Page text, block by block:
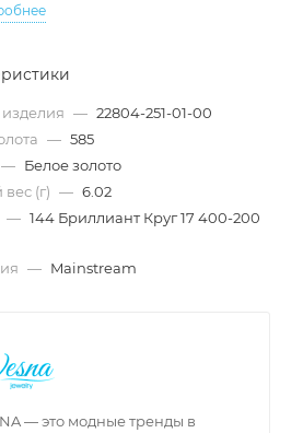
— 22804-251-01-00
— 585
— Белое золото
(г) — 6.02
— 144 Бриллиант Круг 17 400-200
— Mainstream
— это модные тренды в